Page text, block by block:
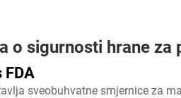
o sigurnosti hrane za
FDA
sveobuhvatne smjernice za